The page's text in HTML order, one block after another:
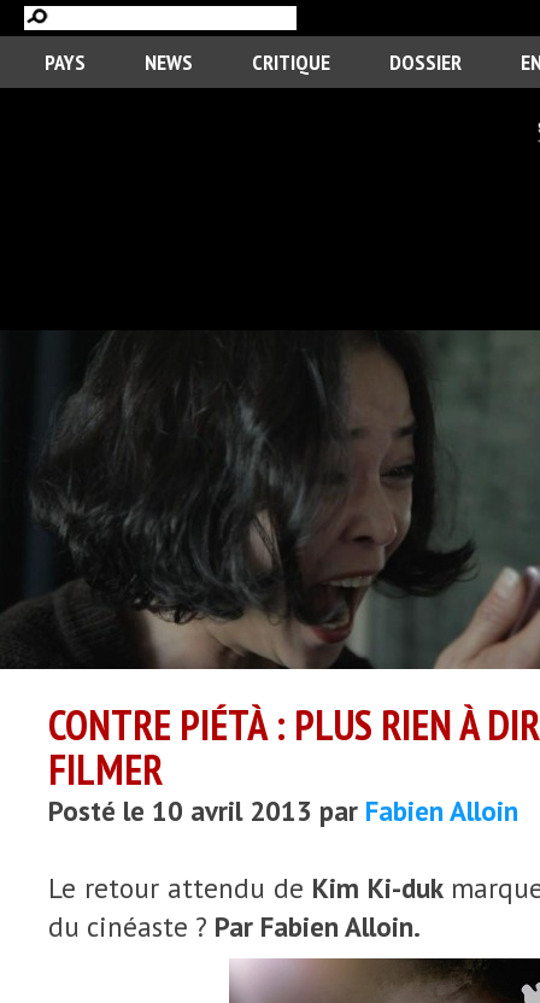
PAYS NEWS CRITIQUE DOSSIER
CONTRE PIÉTÀ : PLUS RIEN À
FILMER
Posté le 10 avril 2013 par Fabien Alloin
Le retour attendu de Kim Ki-duk
du cinéaste ? Par Fabien Alloin.